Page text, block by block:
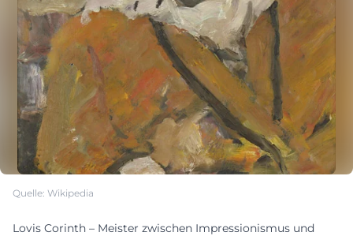
Quelle: Wikipedia
Lovis Corinth – Meister zwischen Impressionismus und